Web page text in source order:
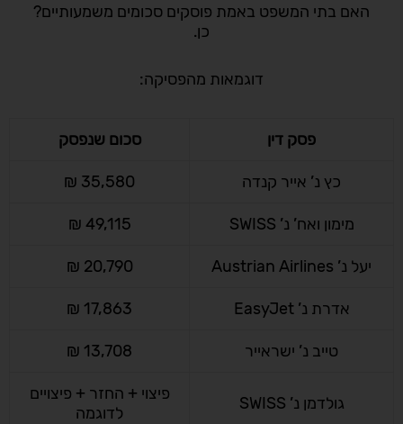
האם בתי המשפט באמת פוסקים סכומים משמעותיים?
כן.
דוגמאות מהפסיקה:
פסק דין סכום שנפסק
כץ נ’ אייר קנדה 35,580 ₪
מימון ואח’ נ’ SWISS 49,115 ₪
יעל נ’ Austrian Airlines 20,790 ₪
אדרת נ’ EasyJet 17,863 ₪
טייב נ’ ישראייר 13,708 ₪
גולדמן נ’ SWISS
פיצוי + החזר + פיצויים
לדוגמה